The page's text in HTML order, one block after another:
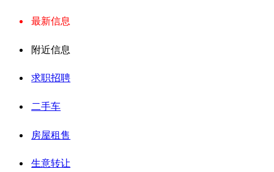
最新信息
附近信息
求职招聘
二手车
房屋租售
生意转让